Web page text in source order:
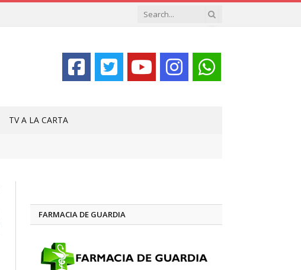
TV A LA CARTA
FARMACIA DE GUARDIA